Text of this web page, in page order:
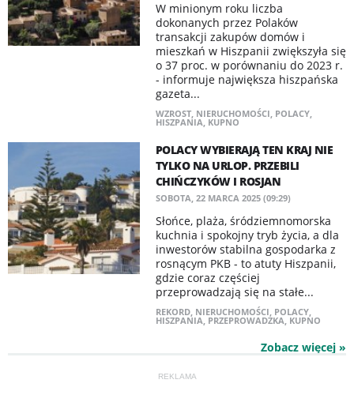
W minionym roku liczba
dokonanych przez Polaków
transakcji zakupów domów i
mieszkań w Hiszpanii zwiększyła się
o 37 proc. w porównaniu do 2023 r.
- informuje największa hiszpańska
gazeta...
WZROST, NIERUCHOMOŚCI, POLACY,
HISZPANIA, KUPNO
POLACY WYBIERAJĄ TEN KRAJ NIE
TYLKO NA URLOP. PRZEBILI
CHIŃCZYKÓW I ROSJAN
SOBOTA, 22 MARCA 2025 (09:29)
Słońce, plaża, śródziemnomorska
kuchnia i spokojny tryb życia, a dla
inwestorów stabilna gospodarka z
rosnącym PKB - to atuty Hiszpanii,
gdzie coraz częściej
przeprowadzają się na stałe...
REKORD, NIERUCHOMOŚCI, POLACY,
HISZPANIA, PRZEPROWADZKA, KUPNO
Zobacz więcej »
REKLAMA